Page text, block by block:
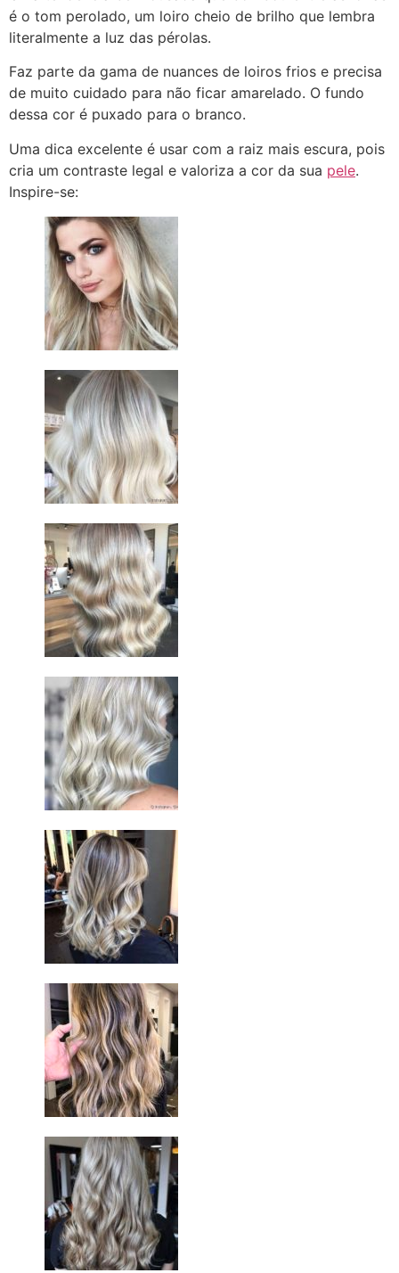
é o tom perolado, um loiro cheio de brilho que lembra
literalmente a luz das pérolas.
Faz parte da gama de nuances de loiros frios e precisa
de muito cuidado para não ficar amarelado. O fundo
dessa cor é puxado para o branco.
Uma dica excelente é usar com a raiz mais escura, pois
cria um contraste legal e valoriza a cor da sua pele.
Inspire-se: